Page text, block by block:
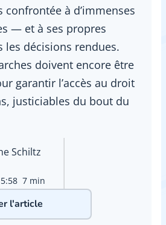
confrontée à d’immenses
— et à ses propres
les décisions rendues.
doivent encore être
garantir l’accès au droit
justiciables du bout du
Schiltz
7 min
l'article